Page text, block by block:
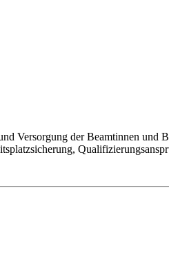
Versorgung der Beamtinnen und